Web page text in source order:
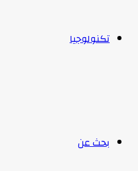
تكنولوجيا
بحث عن